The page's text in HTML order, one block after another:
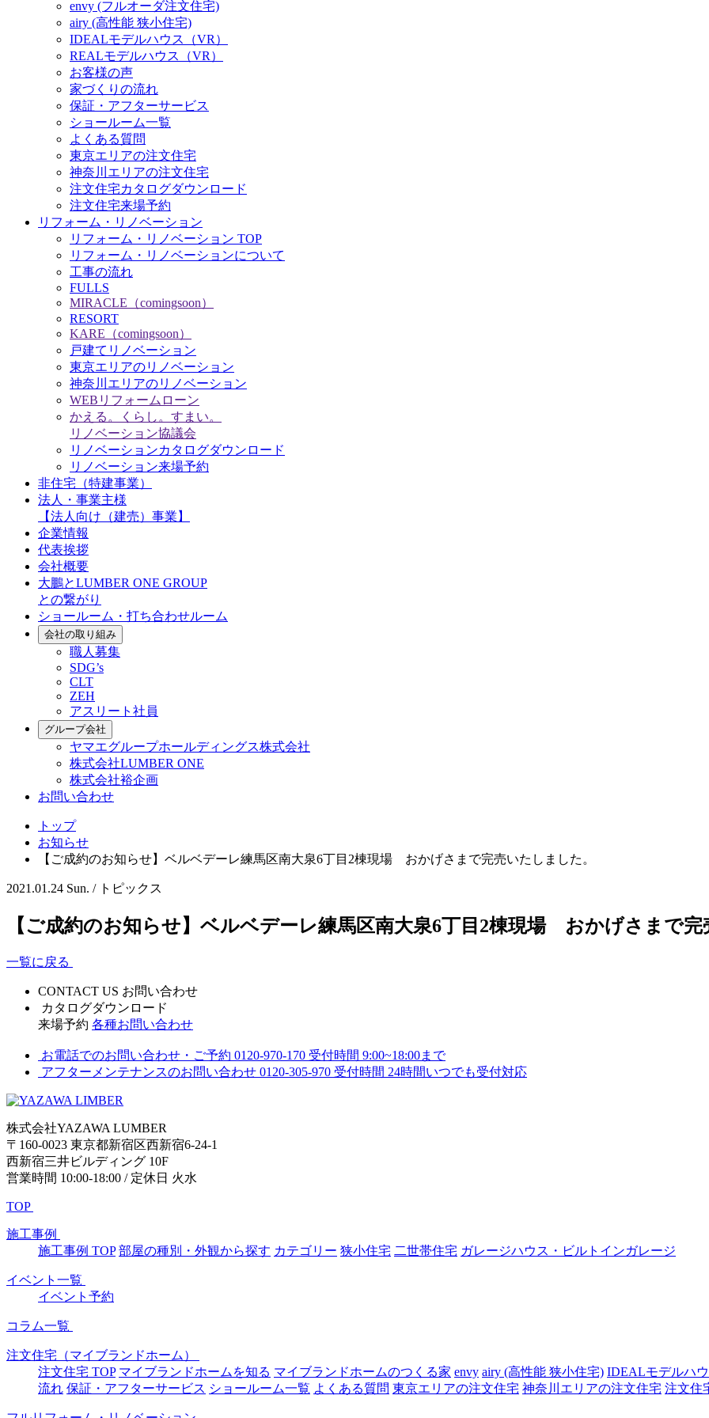
envy (フルオーダ注文住宅)
airy (高性能 狭小住宅)
IDEALモデルハウス（VR）
REALモデルハウス（VR）
お客様の声
家づくりの流れ
保証・アフターサービス
ショールーム一覧
よくある質問
東京エリアの注文住宅
神奈川エリアの注文住宅
注文住宅カタログダウンロード
注文住宅来場予約
リフォーム・リノベーション
リフォーム・リノベーション TOP
リフォーム・リノベーションについて
工事の流れ
FULLS
MIRACLE（comingsoon）
RESORT
KARE（comingsoon）
戸建てリノベーション
東京エリアのリノベーション
神奈川エリアのリノベーション
WEBリフォームローン
かえる。くらし。すまい。
リノベーション協議会
リノベーションカタログダウンロード
リノベーション来場予約
非住宅（特建事業）
法人・事業主様
【法人向け（建売）事業】
企業情報
代表挨拶
会社概要
大鵬とLUMBER ONE GROUP
との繋がり
ショールーム・打ち合わせルーム
会社の取り組み
職人募集
SDG’s
CLT
ZEH
アスリート社員
グループ会社
ヤマエグループホールディングス株式会社
株式会社LUMBER ONE
株式会社裕企画
お問い合わせ
トップ
お知らせ
【ご成約のお知らせ】ベルベデーレ練馬区南大泉6丁目2棟現場 おかげさまで完売いたしました。
2021.01.24 Sun. / トピックス
【ご成約のお知らせ】ベルベデーレ練馬区南大泉6丁目2棟現場 おかげさまで完
一覧に戻る
CONTACT US お問い合わせ
カタログダウンロード
来場予約 各種お問い合わせ
お電話でのお問い合わせ・ご予約 0120-970-170 受付時間 9:00~18:00まで
アフターメンテナンスのお問い合わせ 0120-305-970 受付時間 24時間いつでも受付対応
株式会社YAZAWA LUMBER
〒160-0023 東京都新宿区西新宿6-24-1
西新宿三井ビルディング 10F
営業時間 10:00-18:00 / 定休日 火水
TOP
施工事例
施工事例 TOP 部屋の種別・外観から探す カテゴリー 狭小住宅 二世帯住宅 ガレージハウス・ビルトインガレージ
イベント一覧
イベント予約
コラム一覧
注文住宅（マイブランドホーム）
注文住宅 TOP マイブランドホームを知る マイブランドホームのつくる家 envy airy (高性能 狭小住宅) IDEALモデルハウ
流れ 保証・アフターサービス ショールーム一覧 よくある質問 東京エリアの注文住宅 神奈川エリアの注文住宅 注文住